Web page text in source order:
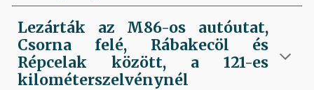
Lezárták az M86-os autóutat,
Csorna felé, Rábakecöl és
Répcelak között, a 121-es
kilométerszelvénynél